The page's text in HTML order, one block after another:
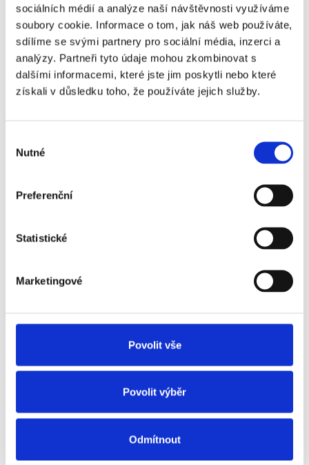
sociálních médií a analýze naší návštěvnosti využíváme
soubory cookie. Informace o tom, jak náš web používáte,
sdílíme se svými partnery pro sociální média, inzerci a
analýzy. Partneři tyto údaje mohou zkombinovat s
dalšími informacemi, které jste jim poskytli nebo které
získali v důsledku toho, že používáte jejich služby.
souhlasu
Nutné
Preferenční
Statistické
Marketingové
Povolit vše
Povolit výběr
Odmítnout
Posted For 30 Days
Add To Cart
Posted For 60 Days
Add To Cart